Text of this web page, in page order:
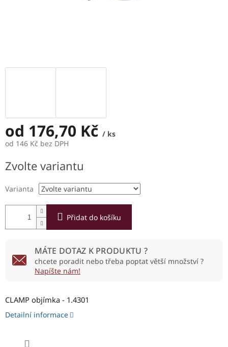
od 176,70 Kč / ks
od 146 Kč bez DPH
cena:
Zvolte variantu
Varianta
Přidat do košíku
MÁTE DOTAZ K PRODUKTU ?
chcete poradit nebo třeba poptat větší množství ?
Napíšte nám!
CLAMP objímka - 1.4301
Detailní informace